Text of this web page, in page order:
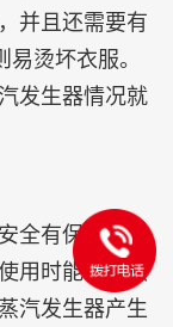
并且还需要有
烫坏衣服。
发生器情况就
全有保障。并
用时能够按照
汽发生器产生